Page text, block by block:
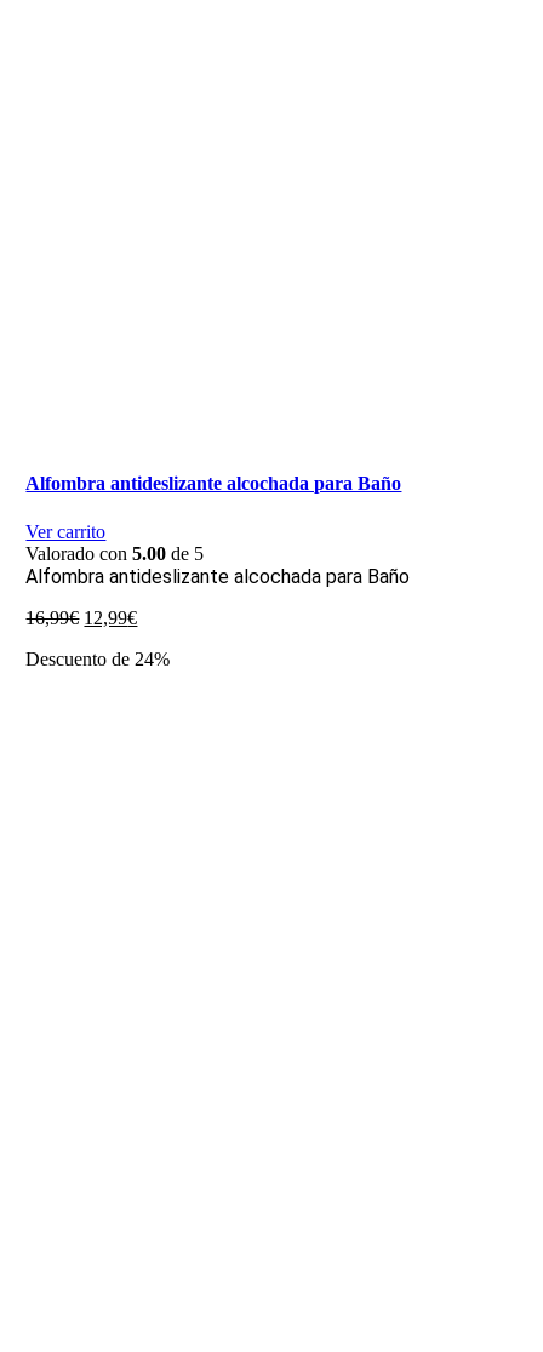
Alfombra antideslizante alcochada para Baño
Ver carrito
Valorado con5.00 de 5
Alfombra antideslizante alcochada para Baño
16,99€ El
original
12,99€El
actual
Descuento de 24%